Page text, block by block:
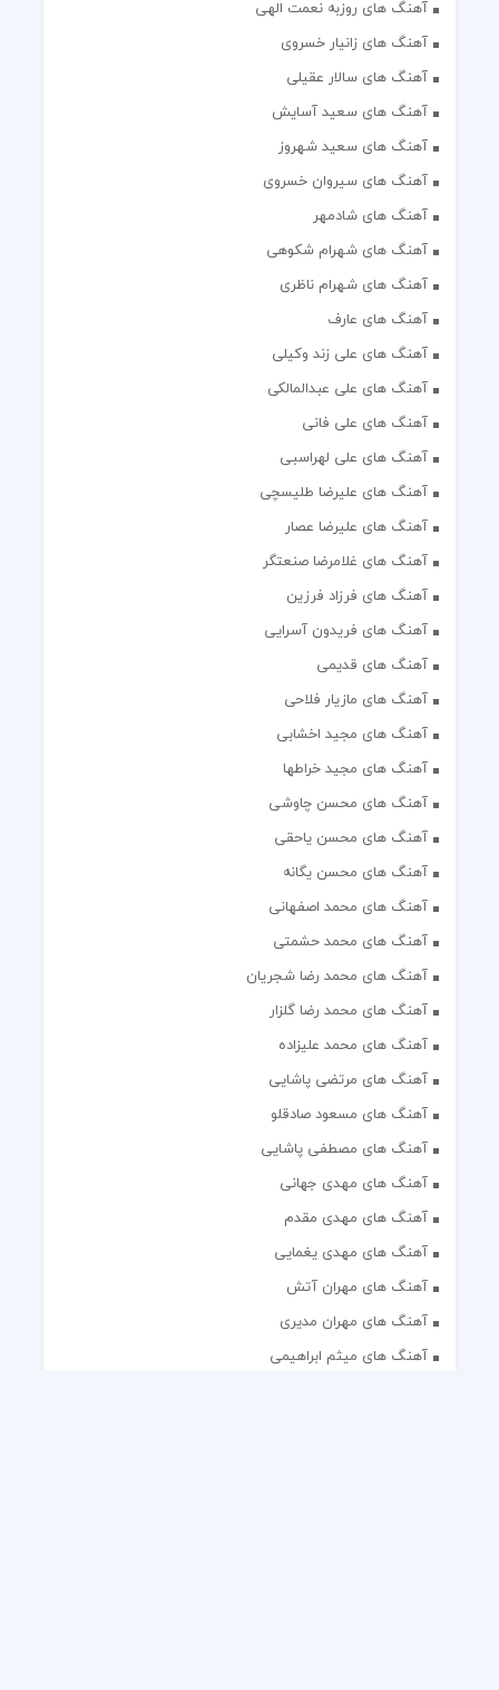
آهنگ های روزبه نعمت الهی
آهنگ های زانیار خسروی
آهنگ های سالار عقیلی
آهنگ های سعید آسایش
آهنگ های سعید شهروز
آهنگ های سیروان خسروی
آهنگ های شادمهر
آهنگ های شهرام شکوهی
آهنگ های شهرام ناظری
آهنگ های عارف
آهنگ های علی زند وکیلی
آهنگ های علی عبدالمالکی
آهنگ های علی فانی
آهنگ های علی لهراسبی
آهنگ های علیرضا طلیسچی
آهنگ های علیرضا عصار
آهنگ های غلامرضا صنعتگر
آهنگ های فرزاد فرزین
آهنگ های فریدون آسرایی
آهنگ های قدیمی
آهنگ های مازیار فلاحی
آهنگ های مجید اخشابی
آهنگ های مجید خراطها
آهنگ های محسن چاوشی
آهنگ های محسن یاحقی
آهنگ های محسن یگانه
آهنگ های محمد اصفهانی
آهنگ های محمد حشمتی
آهنگ های محمد رضا شجریان
آهنگ های محمد رضا گلزار
آهنگ های محمد علیزاده
آهنگ های مرتضی پاشایی
آهنگ های مسعود صادقلو
آهنگ های مصطفی پاشایی
آهنگ های مهدی جهانی
آهنگ های مهدی مقدم
آهنگ های مهدی یغمایی
آهنگ های مهران آتش
آهنگ های مهران مدیری
آهنگ های میثم ابراهیمی